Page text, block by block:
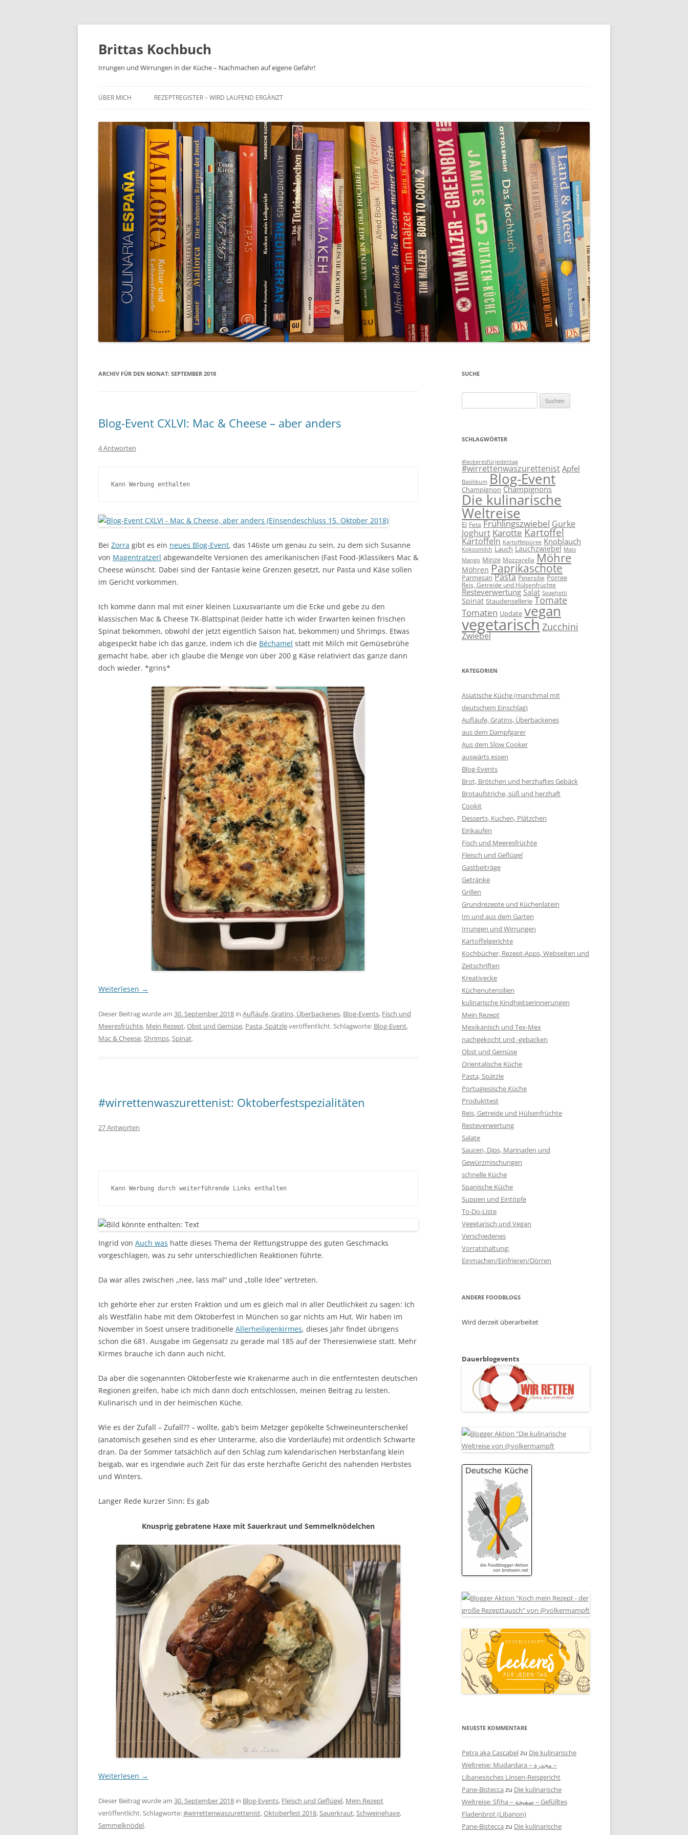
Brittas Kochbuch
Irrungen und Wirrungen in der Küche – Nachmachen auf eigene Gefahr!
ÜBER MICH REZEPTREGISTER – WIRD LAUFEND ERGÄNZT
ARCHIV FÜR DEN MONAT: SEPTEMBER 2018
Blog-Event CXLVI: Mac & Cheese – aber anders
4 Antworten
Kann Werbung enthalten
Bei Zorra gibt es ein neues Blog-Event, das 146ste um genau zu sein, zu dem sich Susanne
von Magentratzerl abgewandelte Versionen des amerikanischen (Fast Food-)Klassikers Mac &
Cheese wünscht. Dabei sind der Fantasie keine Grenzen gesetzt, nur Pasta und Käse sollen
im Gericht vorkommen.
Ich komme dann mal mit einer kleinen Luxusvariante um die Ecke und gebe zu den
klassischen Mac & Cheese TK-Blattspinat (leider hatte ich wider Erwarten keinen frischen
Spinat bekommen, obwohl der jetzt eigentlich Saison hat, bekommen) und Shrimps. Etwas
abgespeckt habe ich das ganze, indem ich die Béchamel statt mit Milch mit Gemüsebrühe
gemacht habe, aber ich glaube die Menge von über 200 g Käse relativiert das ganze dann
doch wieder. *grins*
Weiterlesen →
Dieser Beitrag wurde am 30. September 2018 in Aufläufe, Gratins, Überbackenes, Blog-Events, Fisch und
Meeresfrüchte, Mein Rezept,Obst und Gemüse, Pasta, Spätzleveröffentlicht. Schlagworte: Blog-Event,
Mac & Cheese,Shrimps,Spinat.
#wirrettenwaszurettenist: Oktoberfestspezialitäten
27 Antworten
Kann Werbung durch weiterführende Links enthalten
Ingrid von Auch was hatte dieses Thema der Rettungstruppe des guten Geschmacks
vorgeschlagen, was zu sehr unterschiedlichen Reaktionen führte.
Da war alles zwischen „nee, lass mal“ und „tolle Idee“ vertreten.
Ich gehörte eher zur ersten Fraktion und um es gleich mal in aller Deutlichkeit zu sagen: Ich
als Westfälin habe mit dem Oktoberfest in München so gar nichts am Hut. Wir haben im
November in Soest unsere traditionelle Allerheiligenkirmes, dieses Jahr findet übrigens
schon die 681. Ausgabe im Gegensatz zu gerade mal 185 auf der Theresienwiese statt. Mehr
Kirmes brauche ich dann auch nicht.
Da aber die sogenannten Oktoberfeste wie Krakenarme auch in die entferntesten deutschen
Regionen greifen, habe ich mich dann doch entschlossen, meinen Beitrag zu leisten.
Kulinarisch und in der heimischen Küche.
Wie es der Zufall – Zufall?? – wollte, gab’s beim Metzger gepökelte Schweineunterschenkel
(anatomisch gesehen sind es eher Unterarme, also die Vorderläufe) mit ordentlich Schwarte
dran. Da der Sommer tatsächlich auf den Schlag zum kalendarischen Herbstanfang klein
beigab, war es irgendwie auch Zeit für das erste herzhafte Gericht des nahenden Herbstes
und Winters.
Langer Rede kurzer Sinn: Es gab
Knusprig gebratene Haxe mit Sauerkraut und Semmelknödelchen
Weiterlesen →
Dieser Beitrag wurde am 30. September 2018 in Blog-Events, Fleisch und Geflügel, Mein Rezept
veröffentlicht. Schlagworte:#wirrettenwaszurettenist,Oktoberfest 2018,Sauerkraut,Schweinehaxe,
Semmelknödel.
SUCHE
nach:
SCHLAGWÖRTER
#leckeresfürjedentag
#wirrettenwaszurettenist Apfel
Basilikum Blog-Event
Champignon Champignons
Die kulinarische
Weltreise
Ei Feta Frühlingszwiebel Gurke
Joghurt Karotte Kartoffel
Kartoffeln Kartoffelpüree Knoblauch
Kokosmilch Lauch Lauchzwiebel Mais
Mango Minze Mozzarella Möhre
Möhren Paprikaschote
Parmesan Pasta Petersilie Porree
Reis, Getreide und Hülsenfrüchte
Resteverwertung Salat Spaghetti
Spinat Staudensellerie Tomate
Tomaten Update vegan
vegetarischZucchini
Zwiebel
KATEGORIEN
Asiatische Küche (manchmal mit
deutschem Einschlag)
Aufläufe, Gratins, Überbackenes
aus dem Dampfgarer
Aus dem Slow Cooker
auswärts essen
Blog-Events
Brot, Brötchen und herzhaftes Gebäck
Brotaufstriche, süß und herzhaft
Cookit
Desserts, Kuchen, Plätzchen
Einkaufen
Fisch und Meeresfrüchte
Fleisch und Geflügel
Gastbeiträge
Getränke
Grillen
Grundrezepte und Küchenlatein
Im und aus dem Garten
Irrungen und Wirrungen
Kartoffelgerichte
Kochbücher, Rezept-Apps, Webseiten und
Zeitschriften
Kreativecke
Küchenutensilien
kulinarische Kindheitserinnerungen
Mein Rezept
Mexikanisch und Tex-Mex
nachgekocht und -gebacken
Obst und Gemüse
Orientalische Küche
Pasta, Spätzle
Portugiesische Küche
Produkttest
Reis, Getreide und Hülsenfrüchte
Resteverwertung
Salate
Saucen, Dips, Marinaden und
Gewürzmischungen
schnelle Küche
Spanische Küche
Suppen und Eintöpfe
To-Do-Liste
Vegetarisch und Vegan
Verschiedenes
Vorratshaltung:
Einmachen/Einfrieren/Dörren
ANDERE FOODBLOGS
Wird derzeit überarbeitet
Dauerblogevents
NEUESTE KOMMENTARE
Petra aka Cascabelzu Die kulinarische
Weltreise: Mudardara – مجدرة –
Libanesisches Linsen-Reisgericht
Pane-Bistecca zu Die kulinarische
Weltreise: Sfiha – صفيحة – Gefülltes
Fladenbrot (Libanon)
Pane-Bistecca zu Die kulinarische